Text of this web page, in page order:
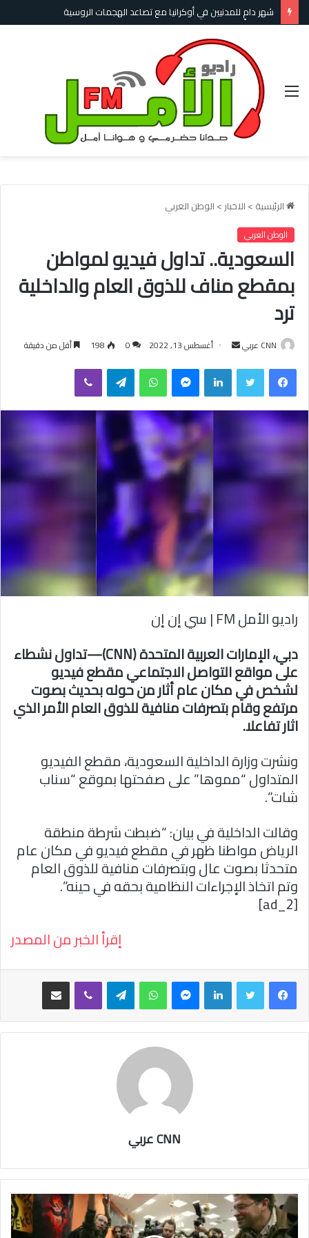
شهر دامٍ للمدنيين في أوكرانيا مع تصاعد الهجمات الروسية
القائمة
الرئيسية > الاخبار > الوطن العربي
الوطن العربي
السعودية.. تداول فيديو لمواطن
بمقطع مناف للذوق العام والداخلية
ترد
CNN عربي
ل
ب
ا
و
ن
ا
أغسطس 13, 2022 0
198 أقل من دقيقة
فيسبوك لينكدإن واتساب تيلقرام
راديو الأمل FM | سي إن إن
دبي، الإمارات العربية المتحدة (CNN)—تداول نشطاء
على مواقع التواصل الاجتماعي مقطع فيديو
لشخص في مكان عام أثار من حوله بحديث بصوت
مرتفع وقام بتصرفات منافية للذوق العام الأمر الذي
اثار تفاعلا.
ونشرت وزارة الداخلية السعودية، مقطع الفيديو
المتداول “مموها” على صفحتها بموقع “سناب
شات”.
وقالت الداخلية في بيان: “ضبطت شرطة منطقة
الرياض مواطنا ظهر في مقطع فيديو في مكان عام
متحدثا بصوت عال وبتصرفات منافية للذوق العام
وتم اتخاذ الإجراءات النظامية بحقه في حينه”.
[ad_2]
إقرأ الخبر من المصدر
فيسبوك لينكدإن واتساب تيلقرام
CNN عربي